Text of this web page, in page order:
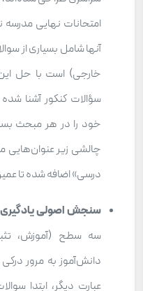
امتحانات نهایی
آنها شامل بسیاری از
خارجی) است با حل
سؤالات کنکور آشنا
خود را در هر مبحث
چالشی زیر عنوان‌هایی
درسی» اضافه شده تا
سنجش اصولی
سه سطح (آموزش،
دانش‌آموز به مرور
عبارت دیگر، ابتدا